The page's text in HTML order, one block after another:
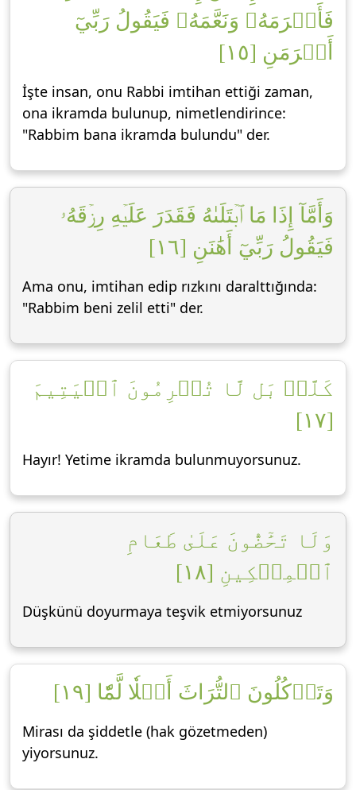
فَأَكۡرَمَهُۥ وَنَعَّمَهُۥ فَيَقُولُ رَبِّيٓ
أَكۡرَمَنِ [١٥]
İşte insan, onu Rabbi imtihan ettiği zaman,
ona ikramda bulunup, nimetlendirince:
"Rabbim bana ikramda bulundu" der.
وَأَمَّآ إِذَا مَا ٱبۡتَلَىٰهُ فَقَدَرَ عَلَيۡهِ رِزۡقَهُۥ
فَيَقُولُ رَبِّيٓ أَهَٰنَنِ [١٦]
Ama onu, imtihan edip rızkını daralttığında:
"Rabbim beni zelil etti" der.
كَلَّاۖ بَل لَّا تُكۡرِمُونَ ٱلۡيَتِيمَ
[١٧]
Hayır! Yetime ikramda bulunmuyorsunuz.
وَلَا تَحَٰٓضُّونَ عَلَىٰ طَعَامِ
ٱلۡمِسۡكِينِ [١٨]
Düşkünü doyurmaya teşvik etmiyorsunuz
وَتَأۡكُلُونَ ٱلتُّرَاثَ أَكۡلٗا لَّمّٗا [١٩]
Mirası da şiddetle (hak gözetmeden)
yiyorsunuz.